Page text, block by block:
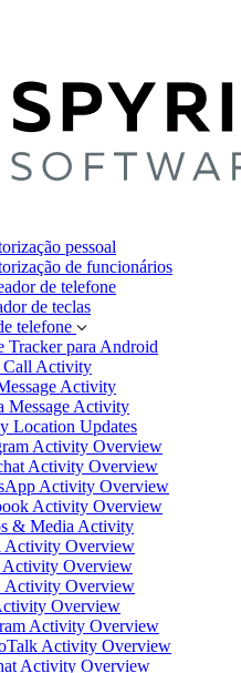
pessoal
de funcionários
de telefone
de teclas
telefone
Tracker para Android
Activity
Activity
Message Activity
Location Updates
Activity Overview
Activity Overview
Activity Overview
Activity Overview
& Media Activity
Activity Overview
Activity Overview
Overview
Overview
Activity Overview
Activity Overview
Activity Overview